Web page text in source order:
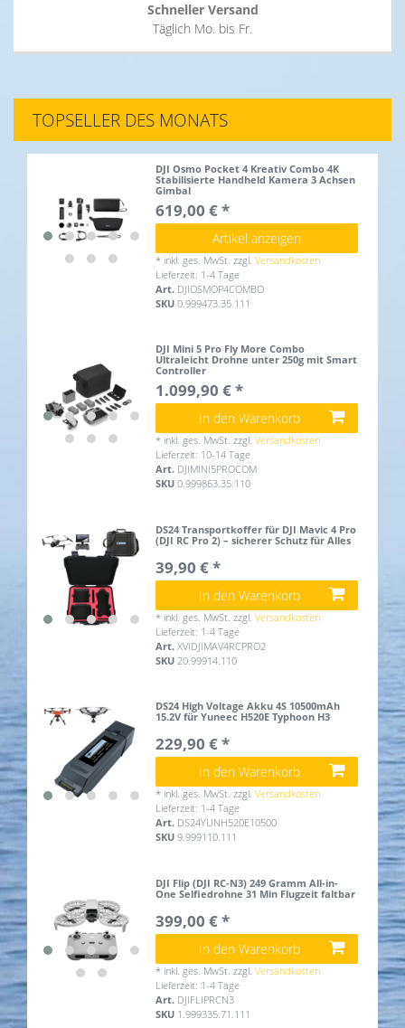
Schneller Versand
Täglich Mo. bis Fr.
TOPSELLER DES MONATS
DJI Osmo Pocket 4 Kreativ Combo 4K
Stabilisierte Handheld Kamera 3 Achsen
Gimbal
619,00 € *
Artikel anzeigen
* inkl. ges. MwSt. zzgl.Versandkosten
Lieferzeit: 1-4 Tage
Art. DJIOSMOP4COMBO
SKU0.999473.35.111
DJI Mini 5 Pro Fly More Combo
Ultraleicht Drohne unter 250g mit Smart
Controller
1.099,90 € *
In den Warenkorb
* inkl. ges. MwSt. zzgl.Versandkosten
Lieferzeit: 10-14 Tage
Art. DJIMINI5PROCOM
SKU0.999863.35.110
DS24 Transportkoffer für DJI Mavic 4 Pro
(DJI RC Pro 2) – sicherer Schutz für Alles
39,90 € *
In den Warenkorb
* inkl. ges. MwSt. zzgl.Versandkosten
Lieferzeit: 1-4 Tage
Art.XVIDJIMAV4RCPRO2
SKU 20.99914.110
DS24 High Voltage Akku 4S 10500mAh
15.2V für Yuneec H520E Typhoon H3
229,90 € *
In den Warenkorb
* inkl. ges. MwSt. zzgl.Versandkosten
Lieferzeit: 1-4 Tage
Art. DS24YUNH520E10500
SKU9.999110.111
DJI Flip (DJI RC-N3) 249 Gramm All-in-
One Selfiedrohne 31 Min Flugzeit faltbar
399,00 € *
In den Warenkorb
* inkl. ges. MwSt. zzgl.Versandkosten
Lieferzeit: 1-4 Tage
Art. DJIFLIPRCN3
SKU 1.999335.71.111